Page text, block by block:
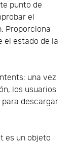
punto de
el
Proporciona
el estado de la
una vez
los usuarios
descargar
es un objeto